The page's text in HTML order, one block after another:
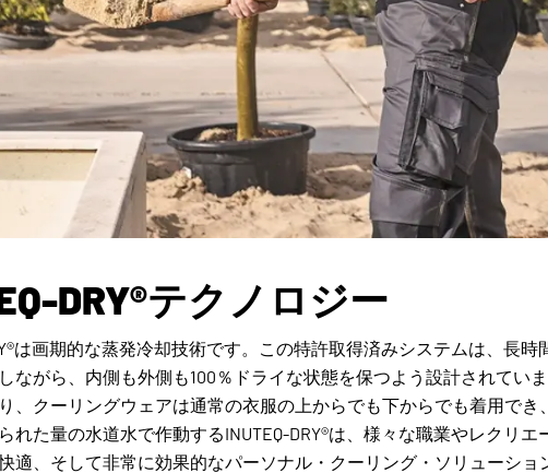
DRY®テクノロジー
は画期的な蒸発冷却技術です。この特許取得済みシステムは、長
ながら、内側も外側も100％ドライな状態を保つよう設計されてい
、クーリングウェアは通常の衣服の上からでも下からでも着用でき
れた量の水道水で作動するINUTEQ-DRY®は、様々な職業やレクリ
適、そして非常に効果的なパーソナル・クーリング・ソリューショ